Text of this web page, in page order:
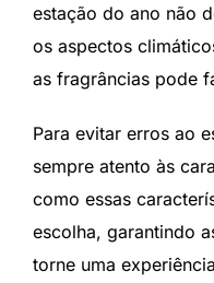
estação do ano não
os aspectos
as fragrâncias pode
Para evitar erros ao
sempre atento às
como essas
escolha, garantindo
torne uma